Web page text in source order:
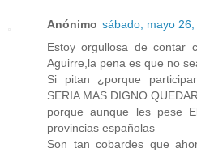
Anónimo sábado, mayo 26,
Estoy orgullosa de contar
Aguirre,la pena es que no
Si pitan ¿porque
SERIA MAS DIGNO
porque aunque les pese
provincias españolas
Son tan cobardes que